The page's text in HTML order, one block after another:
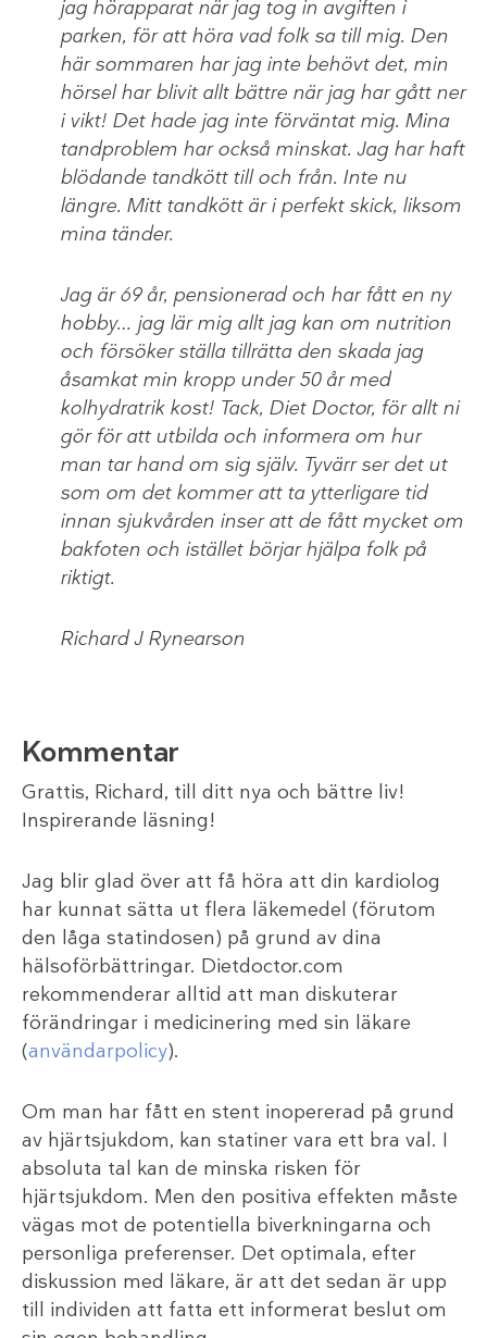
jag hörapparat när jag tog in avgiften i
parken, för att höra vad folk sa till mig. Den
här sommaren har jag inte behövt det, min
hörsel har blivit allt bättre när jag har gått ner
i vikt! Det hade jag inte förväntat mig. Mina
tandproblem har också minskat. Jag har haft
blödande tandkött till och från. Inte nu
längre. Mitt tandkött är i perfekt skick, liksom
mina tänder.
Jag är 69 år, pensionerad och har fått en ny
hobby… jag lär mig allt jag kan om nutrition
och försöker ställa tillrätta den skada jag
åsamkat min kropp under 50 år med
kolhydratrik kost! Tack, Diet Doctor, för allt ni
gör för att utbilda och informera om hur
man tar hand om sig själv. Tyvärr ser det ut
som om det kommer att ta ytterligare tid
innan sjukvården inser att de fått mycket om
bakfoten och istället börjar hjälpa folk på
riktigt.
Richard J Rynearson
Kommentar
Grattis, Richard, till ditt nya och bättre liv!
Inspirerande läsning!
Jag blir glad över att få höra att din kardiolog
har kunnat sätta ut flera läkemedel (förutom
den låga statindosen) på grund av dina
hälsoförbättringar. Dietdoctor.com
rekommenderar alltid att man diskuterar
förändringar i medicinering med sin läkare
(användarpolicy).
Om man har fått en stent inopererad på grund
av hjärtsjukdom, kan statiner vara ett bra val. I
absoluta tal kan de minska risken för
hjärtsjukdom. Men den positiva effekten måste
vägas mot de potentiella biverkningarna och
personliga preferenser. Det optimala, efter
diskussion med läkare, är att det sedan är upp
till individen att fatta ett informerat beslut om